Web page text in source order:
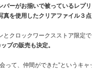
ーがお揃いで被っているレプ
を使用したクリアファイル３点
クロックワークスストア限定で
プの販売も決定。
って、仲間ができた”というキ